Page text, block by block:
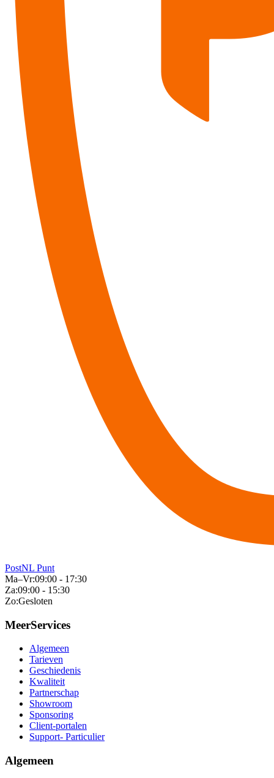
PostNL Punt
Ma–Vr:09:00 - 17:30
Za:09:00 - 15:30
Zo:Gesloten
MeerServices
Algemeen
Tarieven
Geschiedenis
Kwaliteit
Partnerschap
Showroom
Sponsoring
Client-portalen
Support- Particulier
Algemeen